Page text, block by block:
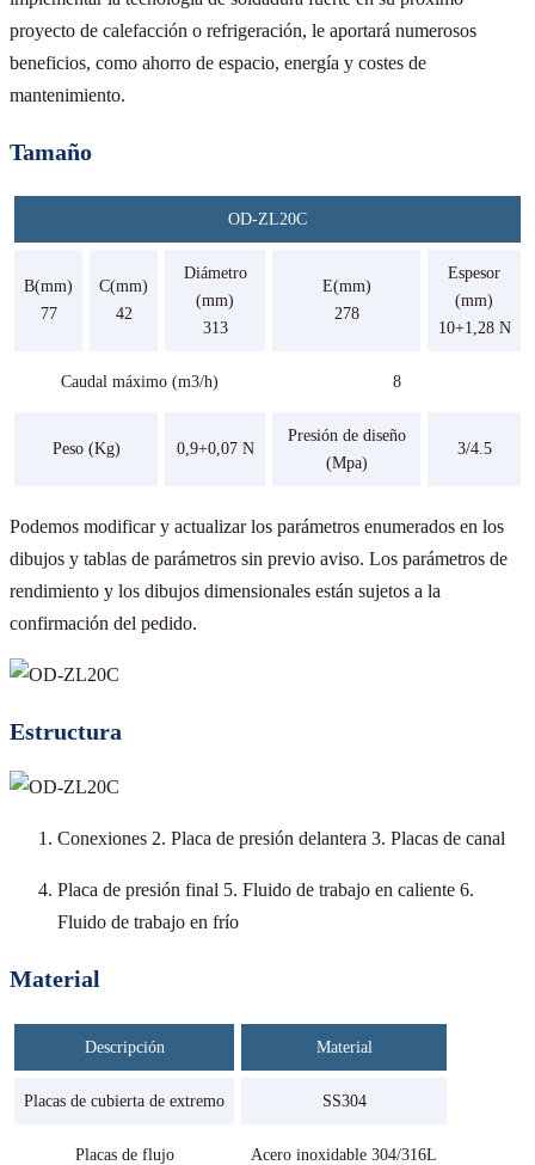
proyecto de calefacción o refrigeración, le aportará numerosos
beneficios, como ahorro de espacio, energía y costes de
mantenimiento.
Tamaño
OD-ZL20C
B(mm)
77
C(mm)
42
Diámetro
(mm)
313
E(mm)
278
Espesor
(mm)
10+1,28 N
Caudal máximo (m3/h) 8
Peso (Kg) 0,9+0,07 N
Presión de diseño
(Mpa)
3/4.5
Podemos modificar y actualizar los parámetros enumerados en los
dibujos y tablas de parámetros sin previo aviso. Los parámetros de
rendimiento y los dibujos dimensionales están sujetos a la
confirmación del pedido.
Estructura
Conexiones 2. Placa de presión delantera 3. Placas de canal
Placa de presión final 5. Fluido de trabajo en caliente 6.
Fluido de trabajo en frío
Material
Descripción Material
Placas de cubierta de extremo SS304
Placas de flujo Acero inoxidable 304/316L